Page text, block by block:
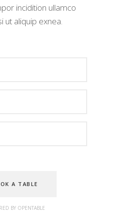
incidition ullamco
ut aliquip exnea.
A TABLE
BY OPENTABLE